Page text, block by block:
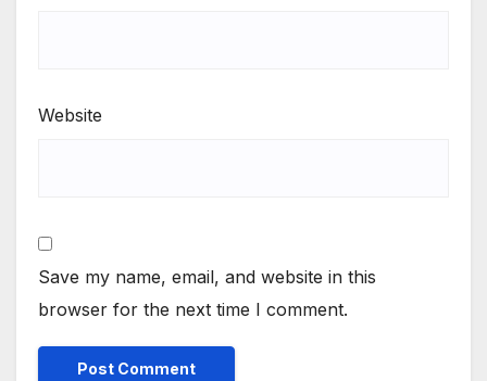
Website
Save my name, email, and website in this
browser for the next time I comment.